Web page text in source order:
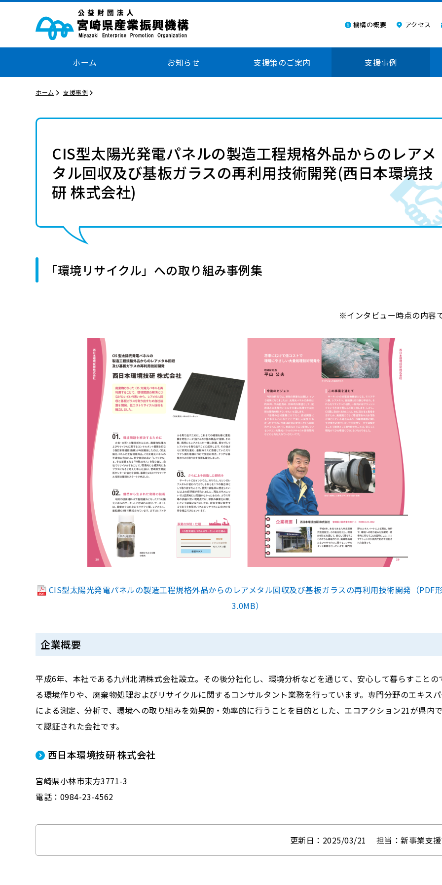
機構の概要 アクセス
ホーム お知らせ 支援策のご案内 支援事例
ホーム 支援事例
CIS型太陽光発電パネルの製造工程規格外品からのレアメ
タル回収及び基板ガラスの再利用技術開発(西日本環境技
研 株式会社)
「環境リサイクル」への取り組み事例集
※インタビュー時点の内容
CIS型太陽光発電パネルの製造工程規格外品からのレアメタル回収及び基板ガラスの再利用技術開発（PDF
3.0MB）
企業概要
平成6年、本社である九州北清株式会社設立。その後分社化し、環境分析などを通じて、安心して暮らすことの
る環境作りや、廃棄物処理およびリサイクルに関するコンサルタント業務を行っています。専門分野のエキス
による測定、分析で、環境への取り組みを効果的・効率的に行うことを目的とした、エコアクション21が県内
て認証された会社です。
西日本環境技研 株式会社
宮崎県小林市東方3771-3
電話：0984-23-4562
更新日：2025/03/21 担当：新事業支